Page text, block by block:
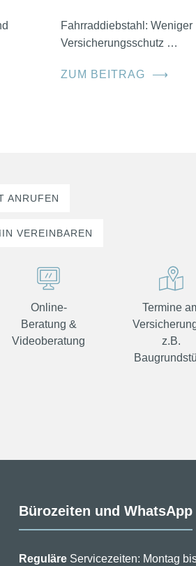
Fahrraddiebstahl:
Versicherungsschutz …
ZUM BEITRAG ⟶
ANRUFEN
VEREINBAREN
Online-
Beratung &
Videoberatung
Termine
z.B.
Bürozeiten und WhatsApp
ReguläreServicezeiten: Montag